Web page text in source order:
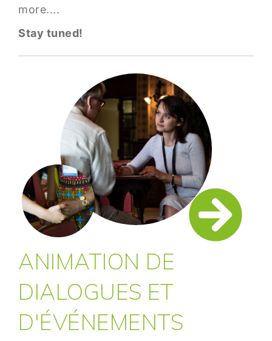
more....
Stay tuned!
ANIMATION DE
DIALOGUES ET
D'ÉVÉNEMENTS